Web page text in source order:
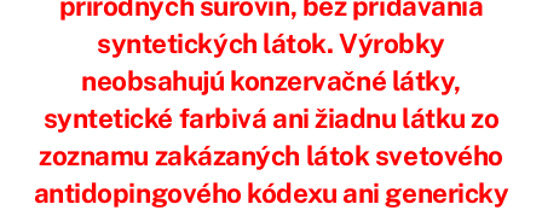
syntetických látok. Výrobky
neobsahujú konzervačné látky,
syntetické farbivá ani žiadnu látku zo
zoznamu zakázaných látok svetového
antidopingového kódexu ani genericky